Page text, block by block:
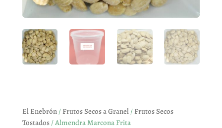
El Enebrón/ Frutos Secos a Granel/ Frutos Secos
Tostados/ Almendra Marcona Frita